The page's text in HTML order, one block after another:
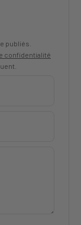
publiés.
confidentialité